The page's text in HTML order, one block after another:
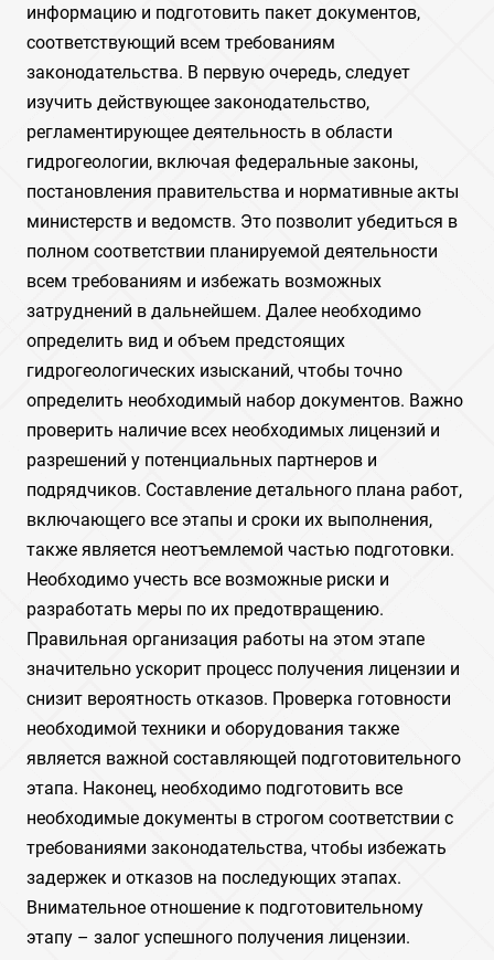
информацию и подготовить пакет документов,
соответствующий всем требованиям
законодательства. В первую очередь, следует
изучить действующее законодательство,
регламентирующее деятельность в области
гидрогеологии, включая федеральные законы,
постановления правительства и нормативные акты
министерств и ведомств. Это позволит убедиться в
полном соответствии планируемой деятельности
всем требованиям и избежать возможных
затруднений в дальнейшем. Далее необходимо
определить вид и объем предстоящих
гидрогеологических изысканий, чтобы точно
определить необходимый набор документов. Важно
проверить наличие всех необходимых лицензий и
разрешений у потенциальных партнеров и
подрядчиков. Составление детального плана работ,
включающего все этапы и сроки их выполнения,
также является неотъемлемой частью подготовки.
Необходимо учесть все возможные риски и
разработать меры по их предотвращению.
Правильная организация работы на этом этапе
значительно ускорит процесс получения лицензии и
снизит вероятность отказов. Проверка готовности
необходимой техники и оборудования также
является важной составляющей подготовительного
этапа. Наконец, необходимо подготовить все
необходимые документы в строгом соответствии с
требованиями законодательства, чтобы избежать
задержек и отказов на последующих этапах.
Внимательное отношение к подготовительному
этапу – залог успешного получения лицензии.